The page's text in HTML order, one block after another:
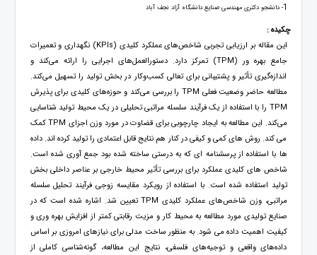
1- دانشجو دکتری مهندسی صنایع دانشگاه آزاد نجف آباد
چکیده :
این مقاله بر ارزیابی تجربی شاخص‌های عملکرد کلیدی (KPIs) نگهداری و تعمیرات
جامع بهره ور (TPM) تمرکز دارد. دستورالعمل‌های اجرایی را ارائه می‌کند و
اندازه‌گیری تأثیر و پشتیبانی برای تعالی کسب‌وکار در بخش تولید را تسهیل می‌کند.
مطالعه حاضر وضعیت فعلی TPM را بررسی می‌کند و حوزه‌های کلیدی برای پذیرش
TPM را با استفاده از یک فرآیند سلسله مراتبی تحلیلی در یک محیط تولید شناسایی
می‌کند. این مطالعه به ایجاد چارچوبی برای قضاوت در مورد وزن اجزای TPM کمک
می کند. روش های کمی و کیفی در کنار هم نتایج قابل اعتمادی را تولید کرده اند. داده
ها با استفاده از پرسشنامه ای که به درستی ساخته شده بود جمع آوری شده است.
شاخص های کلیدی عملکرد برای بررسی تأثیر محیط خارجی بر عناصر داخلی بخش
تولید استفاده شده است. با استفاده از رویکرد مقایسه زوجی فرآیند تحلیل سلسله
مراتبی، وزن شاخص‌های عملکرد کلیدی TPM تعیین شد. اشاره شده است که در
صنایع تولیدی مورد مطالعه به محیط کار و مزیت رقابتی کمتر از افزایش بهره وری و
کیفیت اهمیت داده می شود. به منظور ساخت مدلی برای نیازهای امروزی بر اساس
داده‌های واقعی و توجیه‌های فلسفی، نتایج این مطالعه، گونه‌شناسی کاملی از